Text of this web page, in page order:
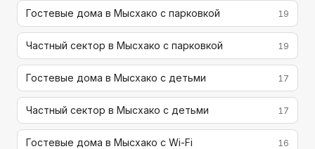
Гостевые дома в Мысхако с парковкой 19
Частный сектор в Мысхако с парковкой 19
Гостевые дома в Мысхако с детьми 17
Частный сектор в Мысхако с детьми 17
Гостевые дома в Мысхако с Wi-Fi 16